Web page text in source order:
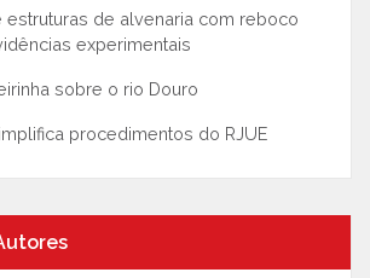
estruturas de alvenaria com reboco
experimentais
sobre o rio Douro
procedimentos do RJUE